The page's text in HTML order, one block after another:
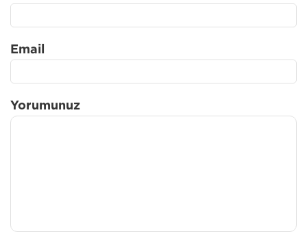
Email
Yorumunuz